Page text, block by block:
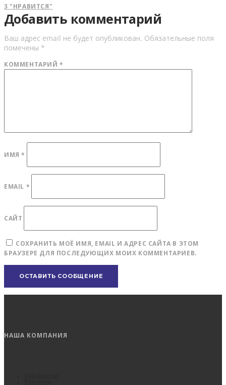
3 "НРАВИТСЯ"
Добавить комментарий
Ваш адрес email не будет опубликован. Обязательные поля
помечены *
КОММЕНТАРИЙ*
ИМЯ*
EMAIL *
САЙТ
СОХРАНИТЬ МОЁ ИМЯ, EMAIL И АДРЕС САЙТА В ЭТОМ
БРАУЗЕРЕ ДЛЯ ПОСЛЕДУЮЩИХ МОИХ КОММЕНТАРИЕВ.
НАША КОМПАНИЯ